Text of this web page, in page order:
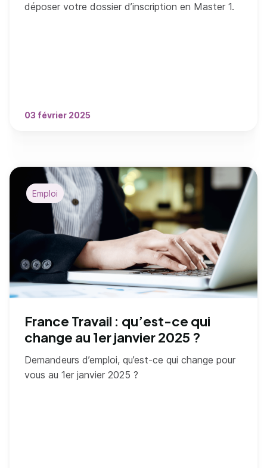
déposer votre dossier d’inscription en Master 1.
03 février 2025
France Travail : qu’est-ce qui
change au 1er janvier 2025 ?
Demandeurs d’emploi, qu’est-ce qui change pour
vous au 1er janvier 2025 ?
Emploi